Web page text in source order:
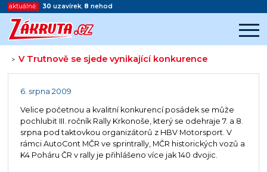
aktuálně: 30 uzavírek, 8 nehod
> V Trutnově se sjede vynikající konkurence
Začátek reklamy
6. srpna 2009
Velice početnou a kvalitní konkurencí posádek se může
pochlubit III. ročník Rally Krkonoše, který se odehraje 7. a 8.
srpna pod taktovkou organizátorů z HBV Motorsport. V
rámci AutoCont MČR ve sprintrally, MČR historických vozů a
K4 Poháru ČR v rally je přihlášeno více jak 140 dvojic.